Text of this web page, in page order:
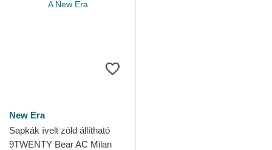
New Era
Sapkák ívelt zöld állítható
9TWENTY Bear AC Milan